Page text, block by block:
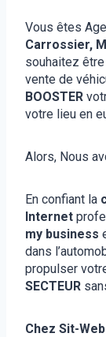
Vous êtes
Carrossier,
souhaitez être
vente de
BOOSTER
votre lieu en
Alors, Nous
En confiant la
Internet
my business
dans
propulser
SECTEUR
Chez Sit-